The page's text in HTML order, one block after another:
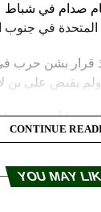
المتحدة في جنوب
قرار بشن حرب
يقبض على بن
أخبره حينها
للتظاهر
تحركات وزير
CONTINUE
YOU MAY